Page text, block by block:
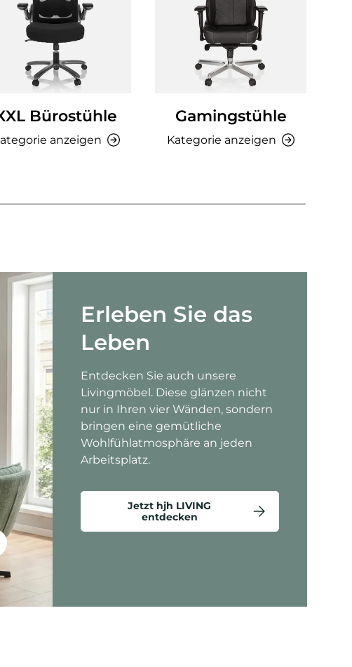
Bürostühle
anzeigen
Gamingstühle
Kategorie anzeigen
anzeigen - Criss-Cross 20 - Loungesessel
Erleben Sie das
Leben
Entdecken Sie auch unsere
Livingmöbel. Diese glänzen nicht
nur in Ihren vier Wänden, sondern
bringen eine gemütliche
Wohlfühlatmosphäre an jeden
Arbeitsplatz.
Jetzt hjh LIVING
entdecken